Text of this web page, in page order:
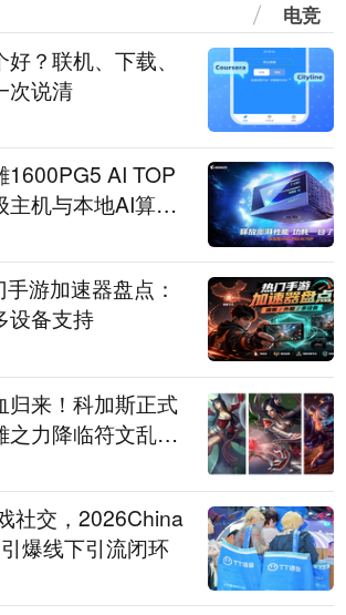
电竞
？联机、下载、
次说清
1600PG5 AI TOP
主机与本地AI算力
游加速器盘点：
设备支持
归来！科加斯正式
之力降临符文乱
社交，2026China
爆线下引流闭环